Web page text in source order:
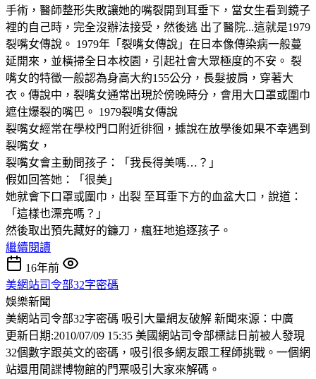
手術，醫師整形失敗讓她的嘴裂開到耳垂下，當女生看到鏡子
裡的自己時，完全沒辦法接受，然後逃 出了醫院...這就是1979
裂嘴女傳說。 1979年「裂嘴女傳說」在日本像傳染病一般蔓
延開來，並橫掃全日本校園，引起社會大眾極度的不安。 裂
嘴女的特徵一般認為身高大約155公分，長髮披肩，穿著大
衣。傳說中，裂嘴女通常出現於傍晚時分，會用大口罩或圍巾
遮住爆裂的嘴巴。 1979裂嘴女傳說
裂嘴女經常在學校門口附近徘徊，據說在放學後如果不幸遇到
裂嘴女，
裂嘴女會主動問孩子：「我長得美嗎…？」
假如回答她：「很美」
她就會下口罩或圍巾，出裂 至耳垂下方的血盆大口，說道：
「這樣也漂亮嗎？」
然後取出預先藏好的鐮刀，瘋狂地追逐孩子。
繼續閱讀
16年前
美網站司令部32字密碼
娛樂新聞
美網站司令部32字密碼 吸引大量網友破解 新聞來源：中廣
更新日期:2010/07/09 15:35 美國網站司令部標誌日前被人發現
32個數字跟英文的密碼，吸引很多網友跟工程師挑戰。一個網
站還用間諜博物館的門票吸引大家來解碼。